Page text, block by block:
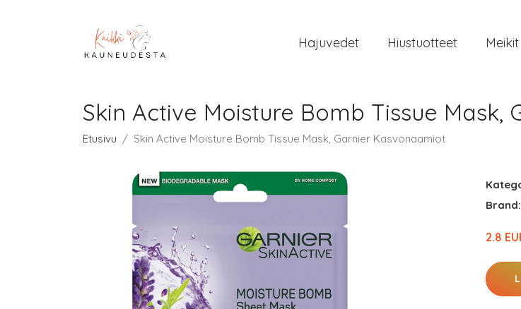
Hajuvedet Hiustuotteet Meikit
Skin Active Moisture Bomb Tissue
Etusivu Skin Active Moisture Bomb Tissue Mask, Garnier Kasvonaamiot
Brand:
2.8